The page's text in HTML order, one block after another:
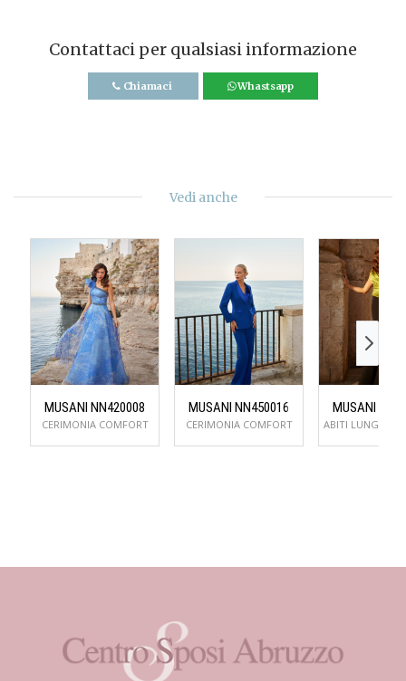
Contattaci per qualsiasi informazione
Chiamaci Whastsapp
Vedi anche
MUSANI NN420008
CERIMONIA COMFORT
MUSANI NN450016
CERIMONIA COMFORT
MUSANI